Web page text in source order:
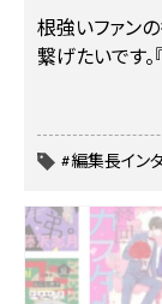
根強いファン
繋げたいです。
#編集長イン